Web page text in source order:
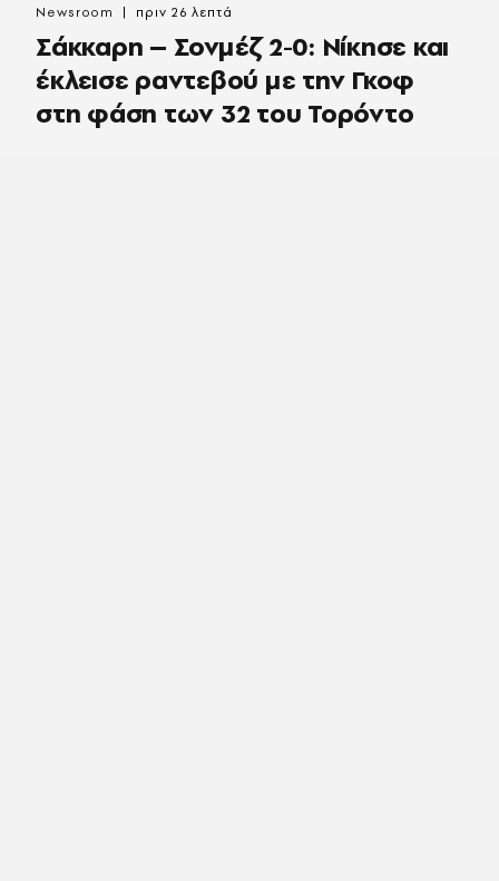
Σάκκαρη – Σονμέζ 2-0: Νίκησε και
έκλεισε ραντεβού με την Γκοφ
στη φάση των 32 του Τορόντο
Newsroom πριν 26 λεπτά